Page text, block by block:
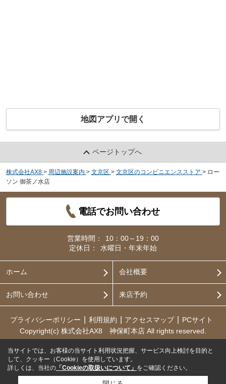
地図アプリで開く
ページトップへ
株式会社AX8 > 周辺施設案内 > 文京区 > 文京区のコンビニエンスストア > ロー
ソン 御茶ノ水店
電話でお問い合わせ
営業時間：
10：00～19：00
定休日：
水曜日・年末年始
ホーム 会社概要
お問い合わせ 来店予約
プライバシーポリシー 利用規約 アクセスマップ
PCサイト
Copyright(c) 株式会社AX8 神保町本店 All rights reserved.
当サイトでは、お客様の当サイト利用状況把握、サービス向上検討を目的と
して、クッキー（Cookie）を使用しています。
詳しくは、当社の 「Cookieの取扱いについて」 をご確認ください。